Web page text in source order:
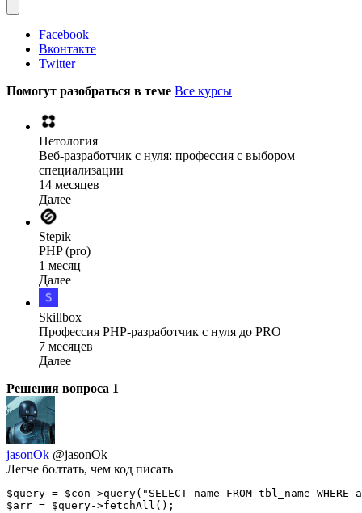
Facebook
Вконтакте
Twitter
Помогут разобраться в теме Все курсы
Нетология
Веб-разработчик с нуля: профессия с выбором
специализации
14 месяцев
Далее
Stepik
PHP (pro)
1 месяц
Далее
Skillbox
Профессия PHP-разработчик с нуля до PRO
7 месяцев
Далее
Решения вопроса 1
jasonOk @jasonOk
Легче болтать, чем код писать
$query = $con->query("SELECT name FROM tbl_name
$arr = $query->fetchAll();